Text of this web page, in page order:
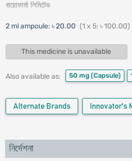
বায়োফার্মা লিমিটেড
2 ml ampoule: ৳ 20.00 (1 x 5: ৳ 100.00)
This medicine is unavailable
Also available as: 50 mg (Capsule)
Alternate Brands Innovator's
নির্দেশনা